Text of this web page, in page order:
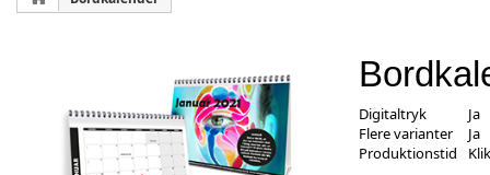
Digitaltryk
Ja
Flere varianter
Ja
Produktionstid